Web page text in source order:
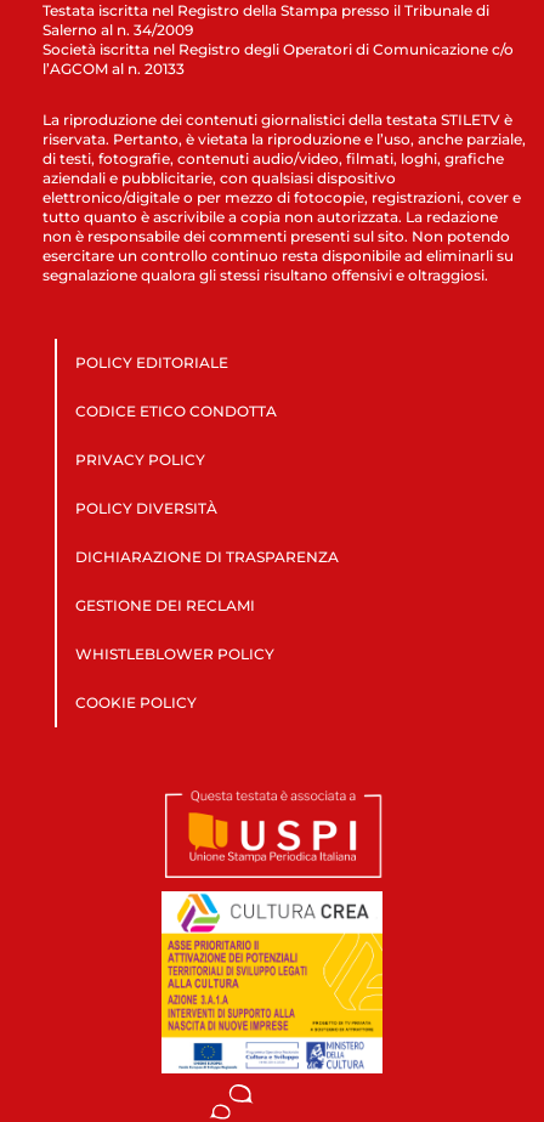
Testata iscritta nel Registro della Stampa presso il Tribunale di
Salerno al n. 34/2009
Società iscritta nel Registro degli Operatori di Comunicazione c/o
l’AGCOM al n. 20133
La riproduzione dei contenuti giornalistici della testata STILETV è
riservata. Pertanto, è vietata la riproduzione e l’uso, anche parziale,
di testi, fotografie, contenuti audio/video, filmati, loghi, grafiche
aziendali e pubblicitarie, con qualsiasi dispositivo
elettronico/digitale o per mezzo di fotocopie, registrazioni, cover e
tutto quanto è ascrivibile a copia non autorizzata. La redazione
non è responsabile dei commenti presenti sul sito. Non potendo
esercitare un controllo continuo resta disponibile ad eliminarli su
segnalazione qualora gli stessi risultano offensivi e oltraggiosi.
POLICY EDITORIALE
CODICE ETICO CONDOTTA
PRIVACY POLICY
POLICY DIVERSITÀ
DICHIARAZIONE DI TRASPARENZA
GESTIONE DEI RECLAMI
WHISTLEBLOWER POLICY
COOKIE POLICY